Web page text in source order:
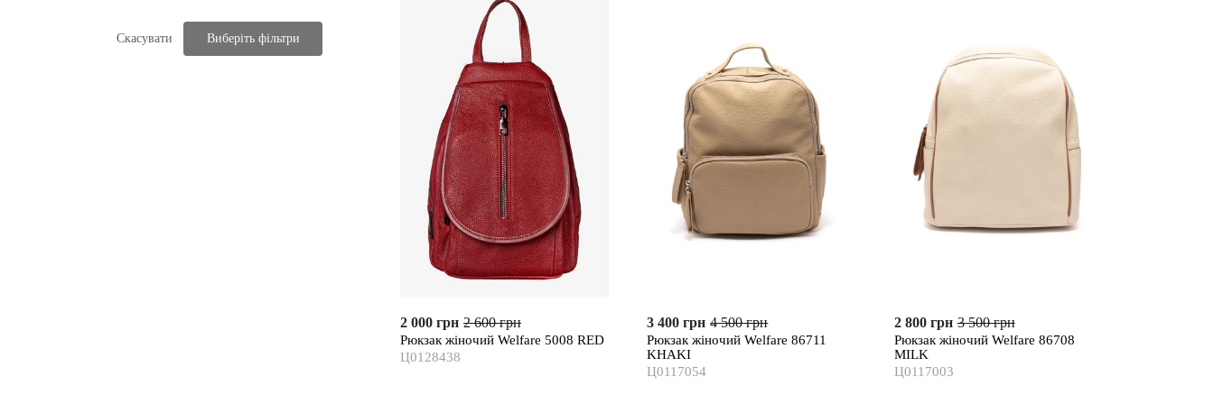
Скасувати Виберіть фільтри
2 000 грн 2 600 грн
Рюкзак жіночий Welfare 5008 RED
Ц0128438
3 400 грн 4 500 грн
Рюкзак жіночий Welfare 86711
KHAKI
Ц0117054
2 800 грн 3 500 грн
Рюкзак жіночий Welfare 86708
MILK
Ц0117003